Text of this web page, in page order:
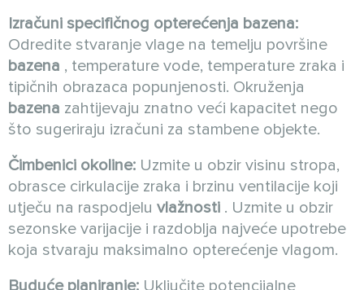
Izračuni specifičnog opterećenja bazena:
Odredite stvaranje vlage na temelju površine
bazena , temperature vode, temperature zraka i
tipičnih obrazaca popunjenosti. Okruženja
bazena zahtijevaju znatno veći kapacitet nego
što sugeriraju izračuni za stambene objekte.
Čimbenici okoline: Uzmite u obzir visinu stropa,
obrasce cirkulacije zraka i brzinu ventilacije koji
utječu na raspodjelu vlažnosti . Uzmite u obzir
sezonske varijacije i razdoblja najveće upotrebe
koja stvaraju maksimalno opterećenje vlagom.
Buduće planiranje: Uključite potencijalne